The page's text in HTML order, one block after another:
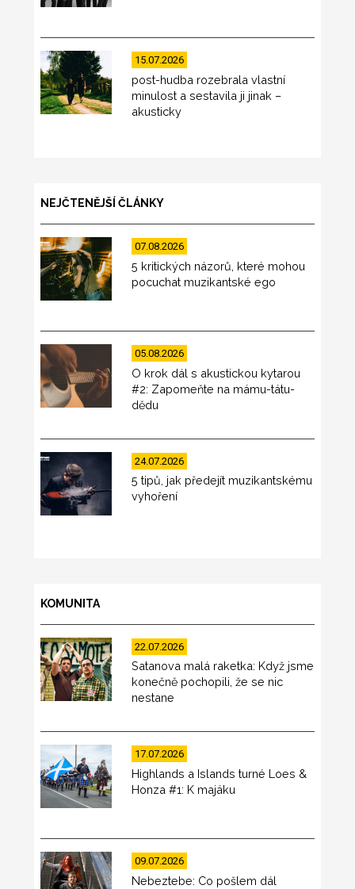
15.07.2026
post-hudba rozebrala vlastní
minulost a sestavila ji jinak –
akusticky
NEJČTENĚJŠÍ ČLÁNKY
07.08.2026
5 kritických názorů, které mohou
pocuchat muzikantské ego
05.08.2026
O krok dál s akustickou kytarou
#2: Zapomeňte na mámu-tátu-
dědu
24.07.2026
5 tipů, jak předejít muzikantskému
vyhoření
KOMUNITA
22.07.2026
Satanova malá raketka: Když jsme
konečně pochopili, že se nic
nestane
17.07.2026
Highlands a Islands turné Loes &
Honza #1: K majáku
09.07.2026
Nebeztebe: Co pošlem dál